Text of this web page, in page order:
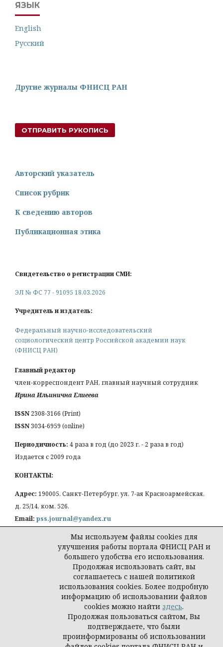
ЯЗЫК
English
Русский
Другие журналы ФНИСЦ РАН
ОТПРАВИТЬ РУКОПИСЬ
Авторский указатель
Список рубрик
К сведению авторов
Публикационная этика
Свидетельство о регистрации СМИ:
ЭЛ № ФС 77 - 91095 18.03.2026
Учредитель и издатель:
Федеральный научно-исследовательский
социологический центр Российской академии наук
(ФНИСЦ РАН)
Главный редактор
член-корреспондент РАН, главный научный сотрудник
Ирина Ильинична Елиеева
ISSN 2308-3166 (Print)
ISSN3034-6959 (online)
Периодичность: 4 раза в год (до 2023 г. - 2 раза в год)
Издается с 2009 года
КОНТАКТЫ:
Адрес: 190005, Санкт-Петербург, ул. 7-ая Красноармейская,
д. 25/14, ком. 526.
Email: pss.journal@yandex.ru
Политика конфиденциальности персональных
© Петербургская социология сегодня
Мы используем файлы cookies для
улучшения работы портала ФНИСЦ РАН и
большего удобства его использования.
Продолжая использовать сайт, вы
соглашаетесь с нашей политикой
использования cookies. Более подробную
информацию об использовании файлов
cookies можно найти здесь.
Продолжая пользоваться сайтом, Вы
подтверждаете, что были
проинформированы об использовании